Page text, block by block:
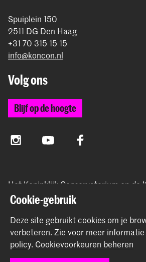
Spuiplein 150
2511 DG Den Haag
+31 70 315 15 15
info@koncon.nl
Volg ons
Blijf op de hoogte
InstagramYouTube Facebook
Het Koninklijk Conservatorium en de
Academie van Beeldende Kunsten
Hogeschool der Kunsten Den Haag.
Cookie-gebruik
Deze site gebruikt cookies om je
verbeteren. Zie voor meer informatie
policy. Cookievoorkeuren beheren